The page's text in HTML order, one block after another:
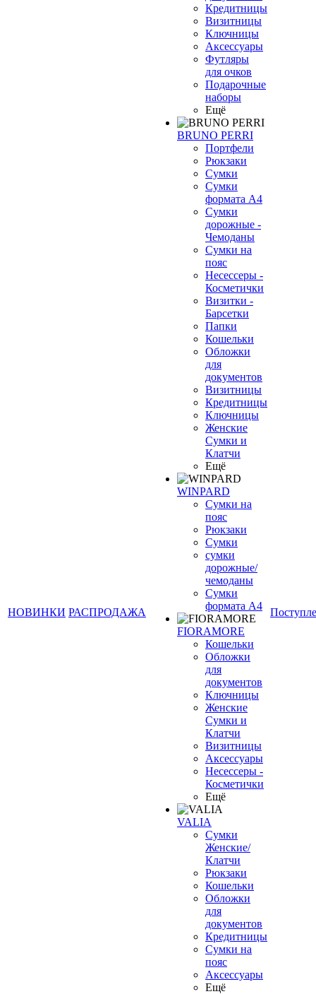
НОВИНКИ РАСПРОДАЖА
Кредитницы
Визитницы
Ключницы
Аксессуары
Футляры
для очков
Подарочные
наборы
Ещё
BRUNO PERRI
Портфели
Рюкзаки
Сумки
Сумки
формата А4
Сумки
дорожные -
Чемоданы
Сумки на
пояс
Несессеры -
Косметички
Визитки -
Барсетки
Папки
Кошельки
Обложки
для
документов
Визитницы
Кредитницы
Ключницы
Женские
Сумки и
Клатчи
Ещё
WINPARD
Сумки на
пояс
Рюкзаки
Сумки
сумки
дорожные/
чемоданы
Сумки
формата А4
FIORAMORE
Кошельки
Обложки
для
документов
Ключницы
Женские
Сумки и
Клатчи
Визитницы
Аксессуары
Несессеры -
Косметички
Ещё
VALIA
Сумки
Женские/
Клатчи
Рюкзаки
Кошельки
Обложки
для
документов
Кредитницы
Сумки на
пояс
Аксессуары
Ещё